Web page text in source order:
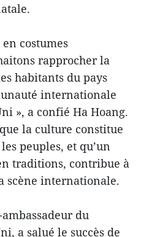
costumes
rapprocher la
habitants du pays
internationale
», a confié Ha Hoang.
la culture constitue
peuples, et qu’un
traditions, contribue à
scène internationale.
du
a salué le succès de